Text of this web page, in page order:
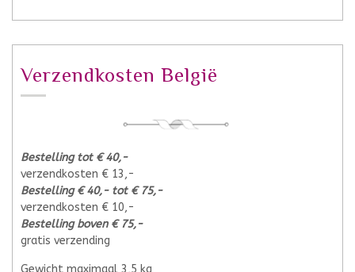
Verzendkosten België
Bestelling tot € 40,-
verzendkosten € 13,-
Bestelling € 40,- tot € 75,-
verzendkosten € 10,-
Bestelling boven € 75,-
gratis verzending
Gewicht maximaal 3,5 kg